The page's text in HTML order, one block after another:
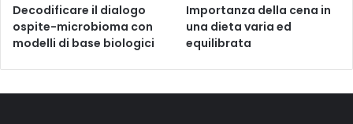
Decodificare il dialogo
ospite-microbioma con
modelli di base biologici
Importanza della cena in
una dieta varia ed
equilibrata